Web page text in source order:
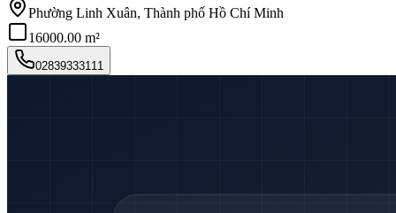
Phường Linh Xuân, Thành phố Hồ Chí Minh
16000.00 m²
02839333111